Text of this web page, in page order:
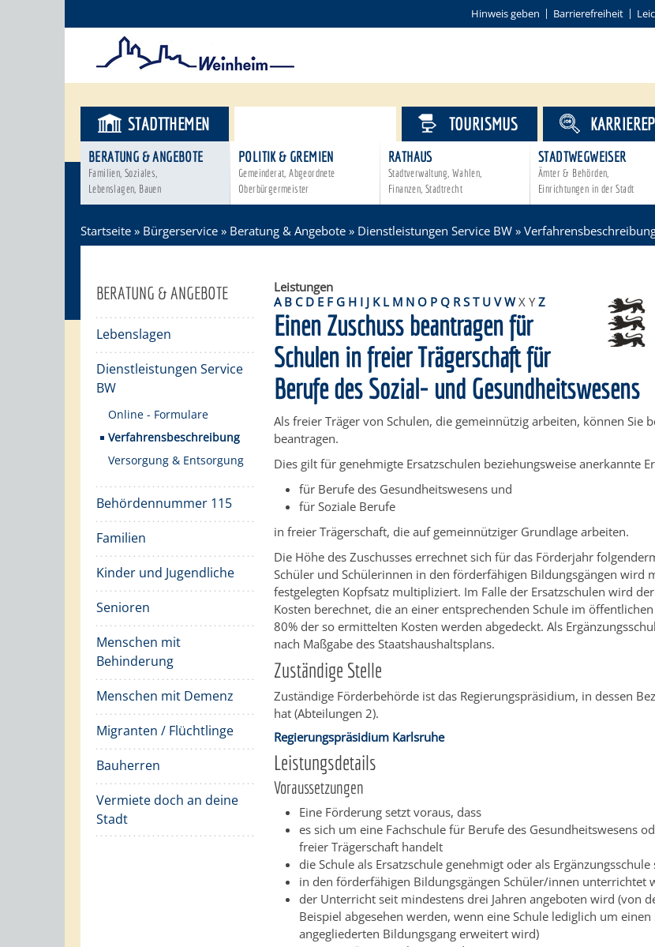
Hinweis geben Barrierefreiheit
STADTTHEMEN
BERATUNG & ANGEBOTE
Familien, Soziales,
Lebenslagen, Bauen
POLITIK & GREMIEN
Gemeinderat, Abgeordnete
Oberbürgermeister
RATHAUS
Stadtverwaltung, Wahlen,
Finanzen, Stadtrecht
STADTWEGWEISER
Ämter & Behörden,
Einrichtungen in der Stadt
TOURISMUS
Startseite » Bürgerservice » Beratung & Angebote » Dienstleistungen Service BW »
BERATUNG & ANGEBOTE
Lebenslagen
Dienstleistungen Service
BW
Online - Formulare
Verfahrensbeschreibung
Versorgung & Entsorgung
Behördennummer 115
Familien
Kinder und Jugendliche
Senioren
Menschen mit
Behinderung
Menschen mit Demenz
Migranten / Flüchtlinge
Bauherren
Vermiete doch an deine
Stadt
Leistungen
A B C D E F G H I J K L M N O P Q R S T U V W X Y Z
Einen Zuschuss beantragen für
Schulen in freier Trägerschaft für
Berufe des Sozial- und Gesundheitswesens
Als freier Träger von Schulen, die gemeinnützig arbeiten, können Sie
beantragen.
Dies gilt für genehmigte Ersatzschulen beziehungsweise anerkannte
für Berufe des Gesundheitswesens und
für Soziale Berufe
in freier Trägerschaft, die auf gemeinnütziger Grundlage arbeiten.
Die Höhe des Zuschusses errechnet sich für das Förderjahr
Schüler und Schülerinnen in den förderfähigen Bildungsgängen wird
festgelegten Kopfsatz multipliziert. Im Falle der Ersatzschulen wird
Kosten berechnet, die an einer entsprechenden Schule im
80% der so ermittelten Kosten werden abgedeckt. Als
nach Maßgabe des Staatshaushaltsplans.
Zuständige Stelle
Zuständige Förderbehörde ist das Regierungspräsidium, in dessen
hat (Abteilungen 2).
Regierungspräsidium Karlsruhe
Leistungsdetails
Voraussetzungen
Eine Förderung setzt voraus, dass
es sich um eine Fachschule für Berufe des Gesundheitswesens
freier Trägerschaft handelt
die Schule als Ersatzschule genehmigt oder als
in den förderfähigen Bildungsgängen Schüler/innen unterrichtet
der Unterricht seit mindestens drei Jahren angeboten wird (von
Beispiel abgesehen werden, wenn eine Schule lediglich um
angegliederten Bildungsgang erweitert wird)